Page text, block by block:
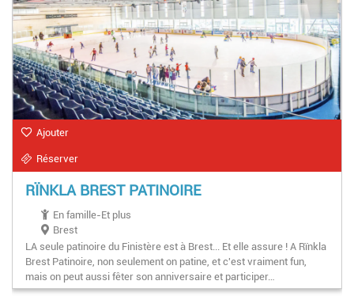
Ajouter
Réserver
RÏNKLA BREST PATINOIRE
En famille-Et plus
Brest
LA seule patinoire du Finistère est à Brest... Et elle assure ! A Rïnkla
Brest Patinoire, non seulement on patine, et c'est vraiment fun,
mais on peut aussi fêter son anniversaire et participer…